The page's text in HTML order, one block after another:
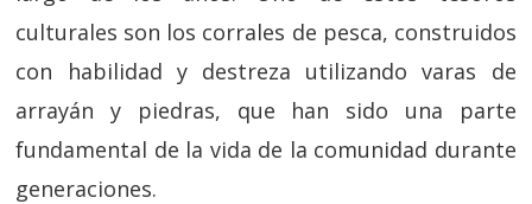
culturales son los corrales de pesca, construidos
con habilidad y destreza utilizando varas de
arrayán y piedras, que han sido una parte
fundamental de la vida de la comunidad durante
generaciones.